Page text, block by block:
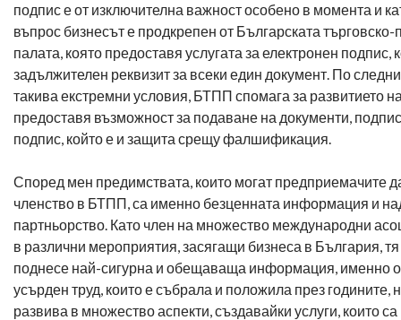
подпис е от изключителна важност особено в момента и
въпрос бизнесът е продкрепен от Българската
палата, която предоставя услугата за електронен подпис,
задължителен реквизит за всеки един документ. По
такива екстремни условия, БТПП спомага за развитието
предоставя възможност за подаване на документи,
подпис, който е и защита срещу фалшификация.
Според мен предимствата, които могат предприемачите
членство в БТПП, са именно безценната информация и
партньорство. Като член на множество международни
в различни мероприятия, засягащи бизнеса в България,
поднесе най-сигурна и обещаваща информация, именно
усърден труд, които е събрала и положила през годините,
развива в множество аспекти, създавайки услуги, които